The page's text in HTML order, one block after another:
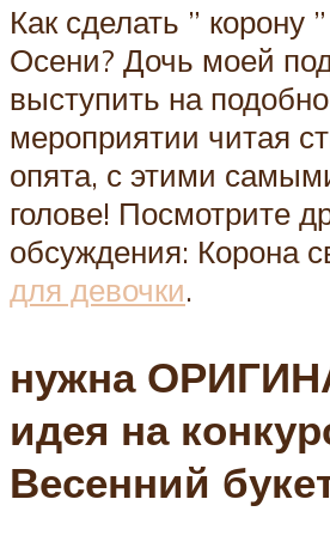
Как сделать ” корону
Осени? Дочь моей
выступить на
мероприятии читая
опята, с этими
голове! Посмотрите
обсуждения: Корона
для девочки.
нужна
идея на
Весенний